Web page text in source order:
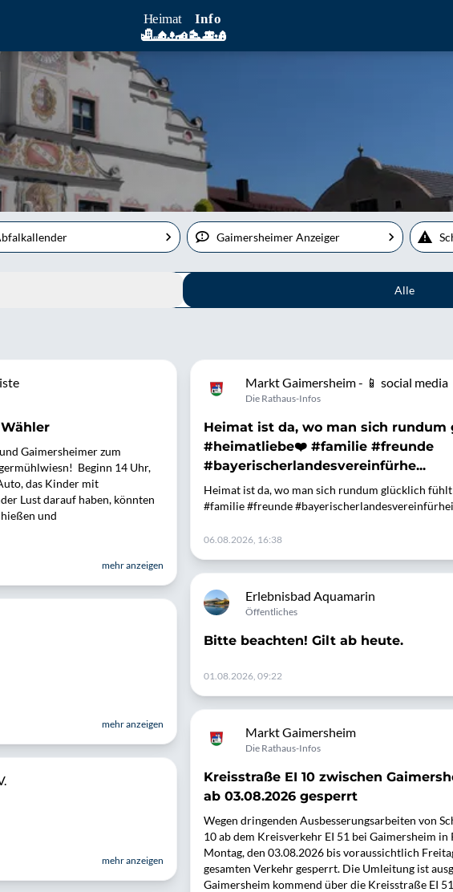
Gaimersheimer Anzeiger
Alle
Gaimersheimer zum
Beginn 14 Uhr,
das Kinder mit
Lust darauf haben, könnten
und
mehr anzeigen
mehr anzeigen
mehr anzeigen
Markt Gaimersheim - 📱 social media
Die Rathaus-Infos
Heimat ist da, wo man sich rundum
#heimatliebe❤️ #familie #freunde
#bayerischerlandesvereinfürhe...
Heimat ist da, wo man sich rundum glücklich
#familie #freunde
06.08.2026, 16:38
Erlebnisbad Aquamarin
Öffentliches
Bitte beachten! Gilt ab heute.
01.08.2026, 09:22
Markt Gaimersheim
Die Rathaus-Infos
Kreisstraße EI 10 zwischen
ab 03.08.2026 gesperrt
Wegen dringenden Ausbesserungsarbeiten von
10 ab dem Kreisverkehr EI 51 bei Gaimersheim
Montag, den 03.08.2026 bis voraussichtlich
gesamten Verkehr gesperrt. Die Umleitung ist
Gaimersheim kommend über die Kreisstraße EI